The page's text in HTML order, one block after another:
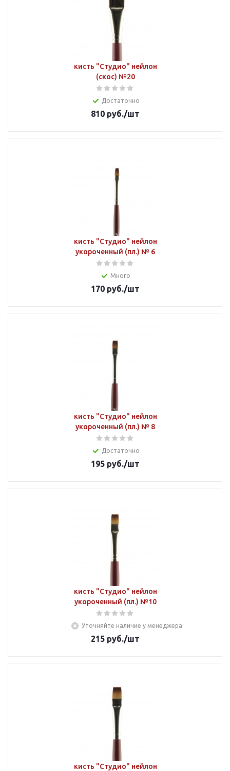
кисть "Студио" нейлон
(скос) №20
Достаточно
810 руб./шт
кисть "Студио" нейлон
укороченный (пл.) № 6
Много
170 руб./шт
кисть "Студио" нейлон
укороченный (пл.) № 8
Достаточно
195 руб./шт
кисть "Студио" нейлон
укороченный (пл.) №10
Уточняйте наличие у менеджера
215 руб./шт
кисть "Студио" нейлон